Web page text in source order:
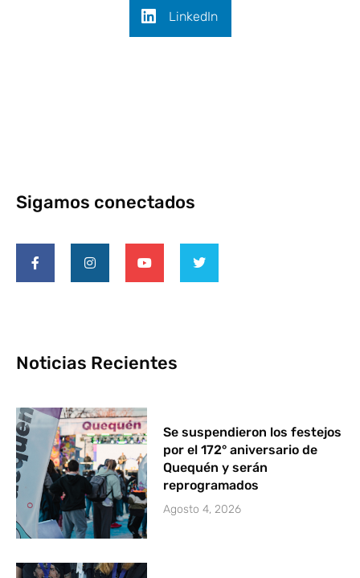
LinkedIn
Sigamos conectados
Noticias Recientes
Se suspendieron los festejos
por el 172° aniversario de
Quequén y serán
reprogramados
Agosto 4, 2026